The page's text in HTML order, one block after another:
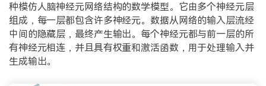
种模仿人脑神经元网络结构的数学模型。它由多个神经元层
组成，每一层都包含许多神经元。数据从网络的输入层流经
中间的隐藏层，最终产生输出。每个神经元都与前一层的所
有神经元相连，并且具有权重和激活函数，用于处理输入并
生成输出。